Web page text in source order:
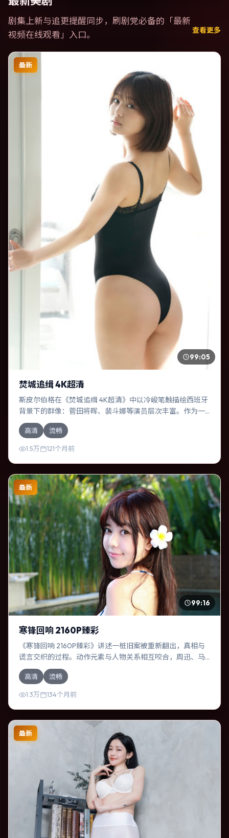
剧集上新与追更提醒同步，刷剧党必备的「最新
视频在线观看 」入口。 查看更多
最新
99:05
焚城追缉 4K超清
斯皮尔伯格在《焚城追缉 4K超清》中以冷峻笔触描绘西班牙
背景下的群像：菅田将晖、裴斗娜等演员层次丰富。作为一
部犯罪作品，故事从日常裂缝切入，逐步推向不可逆转的结
局；视听语言统一，情感落点克制有力。
高清 流畅
1.5万 121个月前
最新
99:16
寒锋回响 2160P臻彩
《寒锋回响 2160P臻彩》讲述一桩旧案被重新翻出，真相与
谎言交织的过程。动作元素与人物关系相互咬合，周迅、马
东锡的对手戏尤为出彩。导演娄烨善于在长镜头中积蓄张
力，本片亦在加拿大实地取景，增强真实质感。
高清 流畅
1.3万 134个月前
最新